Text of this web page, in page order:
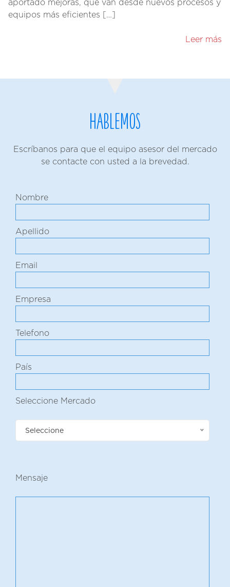
aportado mejoras, que van desde nuevos procesos y
equipos más eficientes […]
Leer más
Hablemos
Escríbanos para que el equipo asesor del mercado
se contacte con usted a la brevedad.
Nombre
Apellido
Email
Empresa
Telefono
País
Seleccione Mercado
Seleccione
Mensaje